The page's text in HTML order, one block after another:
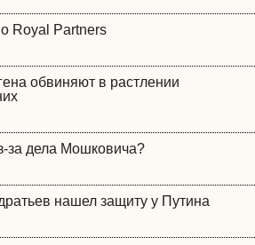
Royal Partners
обвиняют в растлении
за дела Мошковича?
нашел защиту у Путина